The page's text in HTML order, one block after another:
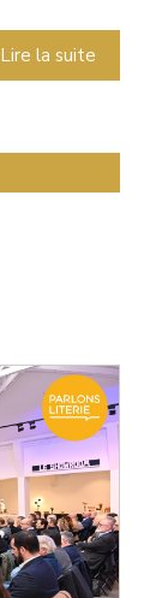
Lire la suite